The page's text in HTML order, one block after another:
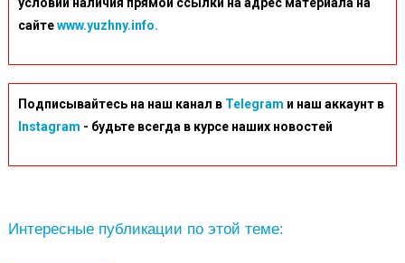
сайтеwww.yuzhny.info.
Подписывайтесь на наш канал в Telegram и наш аккаунт в
Instagram - будьте всегда в курсе наших новостей
Интересные публикации по этой теме: